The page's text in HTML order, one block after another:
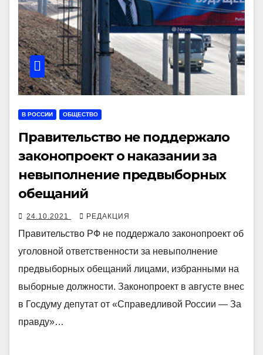
В РОССИИ ОБЩЕСТВО
Правительство не поддержало
законопроект о наказании за
невыполнение предвыборных
обещаний
24.10.2021 РЕДАКЦИЯ
Правительство РФ не поддержало законопроект об
уголовной ответственности за невыполнение
предвыборных обещаний лицами, избранными на
выборные должности. Законопроект в августе внес
в Госдуму депутат от «Справедливой России — За
правду»…